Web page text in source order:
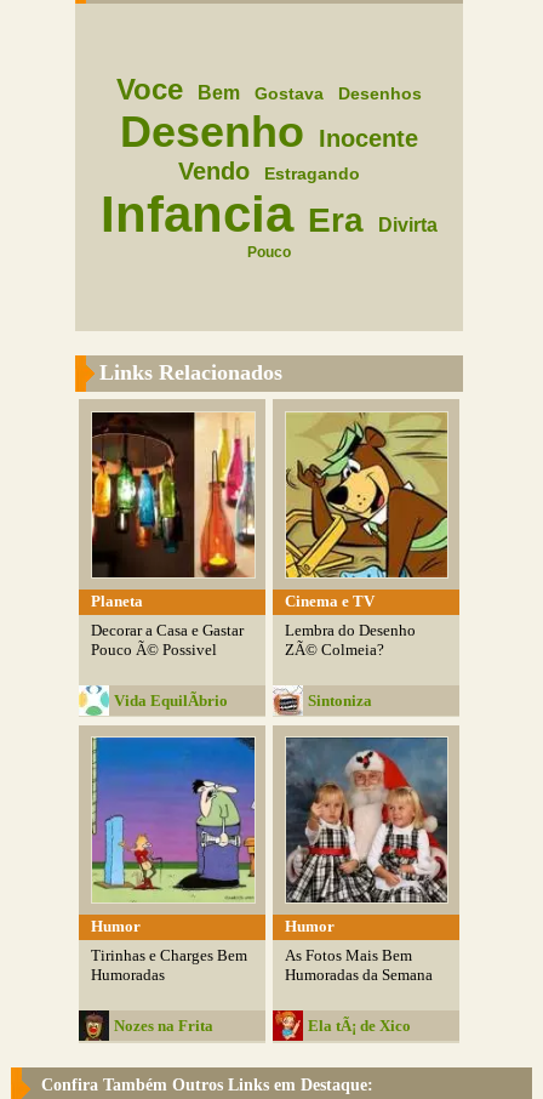
Voce Bem Gostava Desenhos
Desenho
Inocente
Vendo
Estragando
Infancia Era Divirta
Pouco
Links Relacionados
Planeta
Decorar a Casa e Gastar
Pouco Ã© Possivel
Vida EquilÃ­brio
Cinema e TV
Lembra do Desenho
ZÃ© Colmeia?
Sintoniza
Humor
Tirinhas e Charges Bem
Humoradas
Nozes na Frita
Humor
As Fotos Mais Bem
Humoradas da Semana
Ela tÃ¡ de Xico
Confira Também Outros Links em Destaque: